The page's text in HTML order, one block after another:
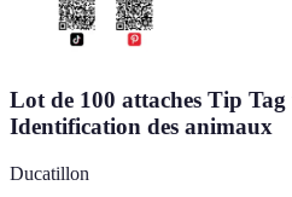
Lot de 100 attaches Tip Tag
Identification des animaux
Ducatillon